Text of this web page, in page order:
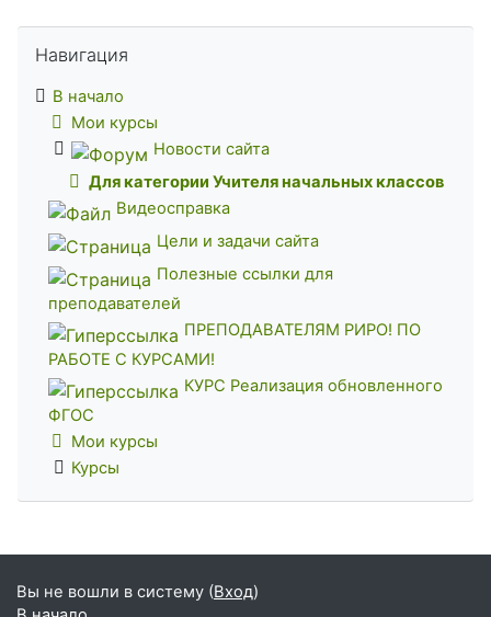
Навигация
В начало
Мои курсы
Новости сайта
Для категории Учителя начальных классов
Видеосправка
Цели и задачи сайта
Полезные ссылки для
преподавателей
ПРЕПОДАВАТЕЛЯМ РИРО! ПО
РАБОТЕ С КУРСАМИ!
КУРС Реализация обновленного
ФГОС
Мои курсы
Курсы
Вы не вошли в систему (Вход)